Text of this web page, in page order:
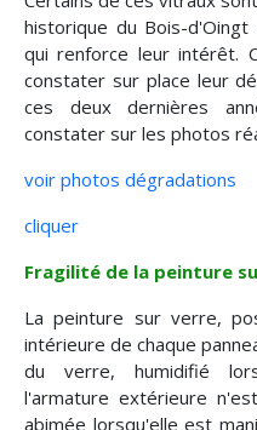
historique du Bois-
qui renforce leur intérêt.
constater sur place leur
ces deux dernières
constater sur les photos
voir photos dégradations
cliquer
Fragilité de la peinture
La peinture sur verre,
intérieure de chaque
du verre, humidifié
l'armature extérieure
abimée lorsqu'elle est